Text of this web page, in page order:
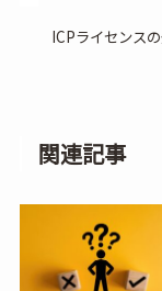
ICPライセンス
関連記事